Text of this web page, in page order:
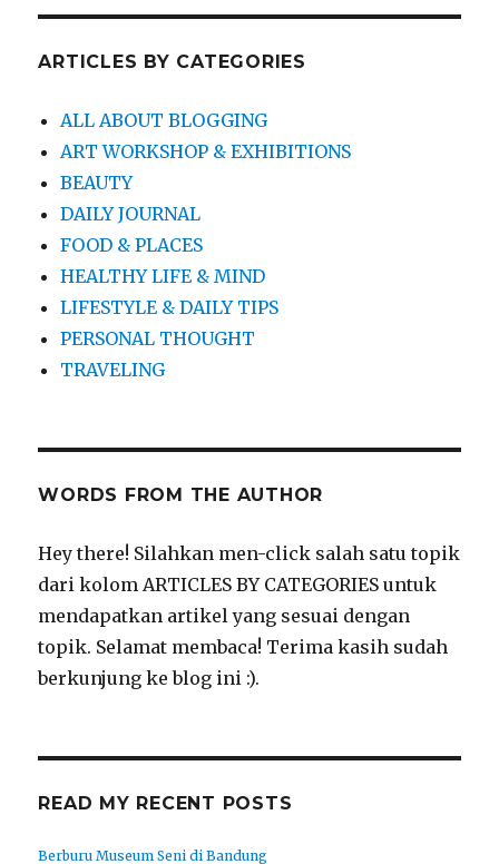
ARTICLES BY CATEGORIES
ALL ABOUT BLOGGING
ART WORKSHOP & EXHIBITIONS
BEAUTY
DAILY JOURNAL
FOOD & PLACES
HEALTHY LIFE & MIND
LIFESTYLE & DAILY TIPS
PERSONAL THOUGHT
TRAVELING
WORDS FROM THE AUTHOR
Hey there! Silahkan men-click salah satu topik
dari kolom ARTICLES BY CATEGORIES untuk
mendapatkan artikel yang sesuai dengan
topik. Selamat membaca! Terima kasih sudah
berkunjung ke blog ini :).
READ MY RECENT POSTS
Berburu Museum Seni di Bandung